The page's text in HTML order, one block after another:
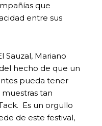
que
entre sus
Sauzal, Mariano
hecho de que un
pueda tener
tan
Es un orgullo
de este festival,